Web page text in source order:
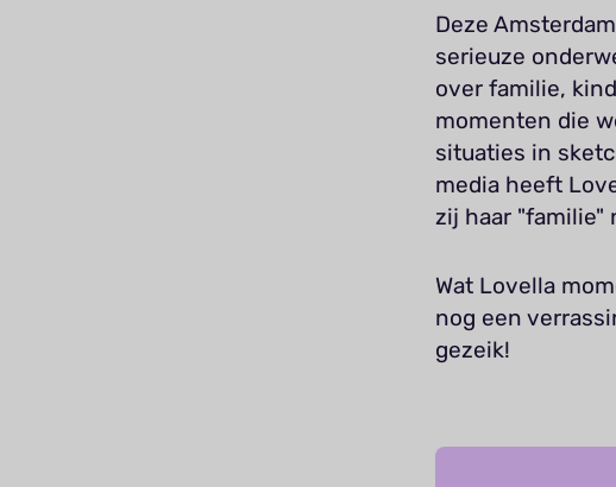
Deze
serieuze
over familie,
momenten die
situaties in
media heeft
zij haar "familie"
Wat Lovella
nog een
gezeik!